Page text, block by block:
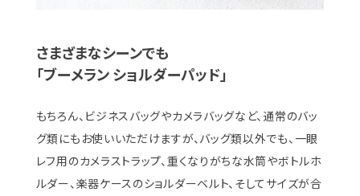
さまざまなシーンでも
「ブーメラン ショルダーパッド」
もちろん、ビジネスバッグやカメラバッグなど、通常のバッ
グ類にもお使いいただけますが、バッグ類以外でも、一眼
レフ用のカメラストラップ、重くなりがちな水筒やボトルホ
ルダー、楽器ケースのショルダーベルト、そしてサイズが合